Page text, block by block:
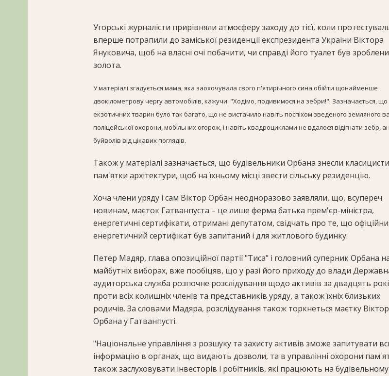
Угорські журналісти прирівняли атмосферу заходу до тієї, коли
вперше потрапили до заміської резиденції експрезидента України Віктора
Януковича, щоб на власні очі побачити, чи справді його туалет був
золота.
У матеріалі згадується мама, яка заохочувала свого п'ятирічного сина обійти щонайменше
двокілометрову чергу автомобілів, кажучи: "Ходімо, подивимося на зебри!". Зазначається, що
екзотичних тварин було так багато, що не вистачило навіть поспіхом зведеного земляного
поліцейської охорони, мобільних огорож, і навіть квадроциклами не вдалося відігнати зебр,
буйволів від цікавих поглядів.
Також у матеріалі зазначається, що будівельники Орбана знесли
пам'ятки архітектури, щоб на їхньому місці звести сільську резиденцію.
Хоча члени уряду і сам Віктор Орбан неодноразово заявляли, що, всупереч
новинам, маєток Гатванпуста – це лише ферма батька прем'єр-міністра,
енергетичні сертифікати, отримані депутатом, свідчать про те, що
енергетичний сертифікат був запитаний і для житлового будинку.
Петер Мадяр, глава опозиційної партії "Тиса" і головний суперник Орбана
майбутніх виборах, вже пообіцяв, що у разі його приходу до влади
аудиторська служба розпочне розслідування щодо активів за двадцять
проти всіх колишніх членів та представників уряду, а також їхніх близьких
родичів. За словами Мадяра, розслідування також торкнеться маєтку
Орбана у Гатванпусті.
"Національне управління з розшуку та захисту активів зможе запитувати
інформацію в органах, що видають дозволи, та в управлінні охорони
також заслуховувати інвесторів і робітників, які працюють на будівельному